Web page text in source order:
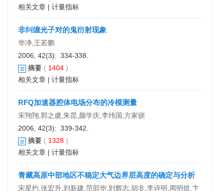
相关文章 | 计量指标
非纠缠光子对的鬼衍射现象
华净,王若鹏
2006, 42(3): 334-338.
摘要 ( 1404 )
相关文章 | 计量指标
RFQ加速器腔体电场分布的冷模测量
宋翔翔,郭之虞,朱昆,颜学庆,李纬国,方家驯
2006, 42(3): 339-342.
摘要 ( 1328 )
相关文章 | 计量指标
青藏高原中部地区不稳定大气边界层高度的确定与分析
宋星灼,张宏升,刘新建,范邵华,刘辉志,胡非,李诗明,周明煜,卞